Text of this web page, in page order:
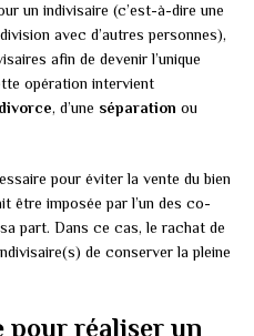
un indivisaire (c’est-à-dire une
avec d’autres personnes),
afin de devenir l’unique
opération intervient
divorce, d’une séparation ou
pour éviter la vente du bien
être imposée par l’un des co-
part. Dans ce cas, le rachat de
de conserver la pleine
pour réaliser un